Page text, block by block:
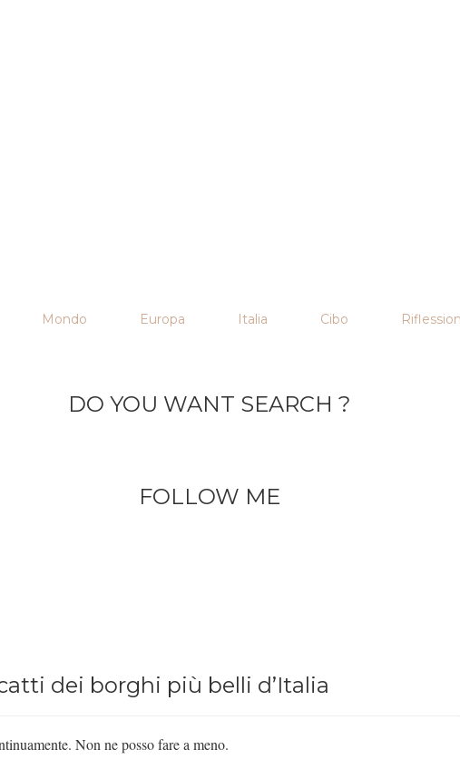
Mondo Europa Italia Cibo
DO YOU WANT SEARCH ?
FOLLOW ME
dei borghi più belli d’Italia
Non ne posso fare a meno.